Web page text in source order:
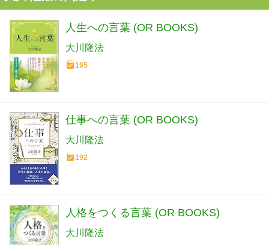
人生への言葉 (OR BOOKS)
大川隆法
195
仕事への言葉 (OR BOOKS)
大川隆法
192
人格をつくる言葉 (OR BOOKS)
大川隆法